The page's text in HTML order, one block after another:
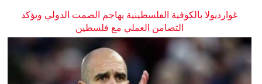
غوارديولا بالكوفية الفلسطينية يهاجم الصمت الدولي ويؤكد
التضامن العملي مع فلسطين